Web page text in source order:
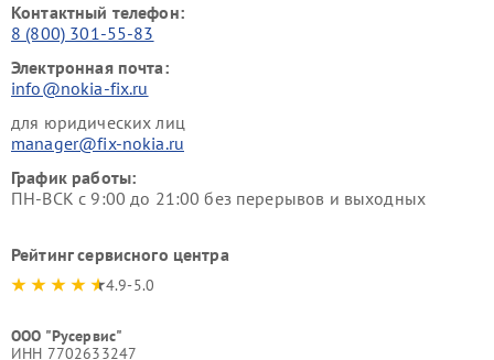
Контактный телефон:
8 (800) 301-55-83
Электронная почта:
info@nokia-fix.ru
для юридических лиц
manager@fix-nokia.ru
График работы:
ПН-ВСК с 9:00 до 21:00 без перерывов и выходных
Рейтинг сервисного центра
4.9-5.0
ООО "Русервис"
ИНН 7702633247